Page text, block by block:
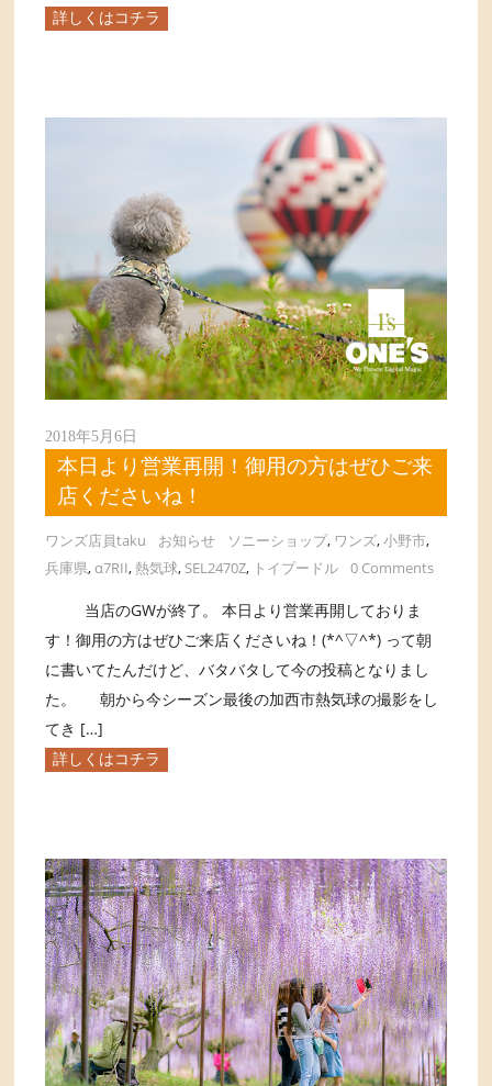
詳しくはコチラ
2018年5月6日
本日より営業再開！御用の方はぜひご来
店くださいね！
ワンズ店員taku お知らせ ソニーショップ, ワンズ,小野市,
兵庫県,α7RII,熱気球, SEL2470Z, トイプードル 0 Comments
当店のGWが終了。 本日より営業再開しておりま
す！御用の方はぜひご来店くださいね！(*^▽^*) って朝
に書いてたんだけど、バタバタして今の投稿となりまし
た。 朝から今シーズン最後の加西市熱気球の撮影をし
てき […]
詳しくはコチラ